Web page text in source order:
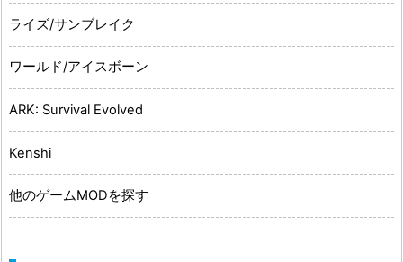
ライズ/サンブレイク
ワールド/アイスボーン
ARK: Survival Evolved
Kenshi
他のゲームMODを探す